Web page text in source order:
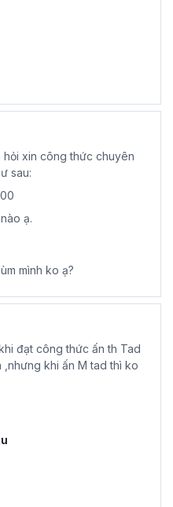
hỏi xin công thức chuyên
sau:
ạ.
mình ko ạ?
đạt công thức ấn th Tad
,nhưng khi ấn M tad thì ko